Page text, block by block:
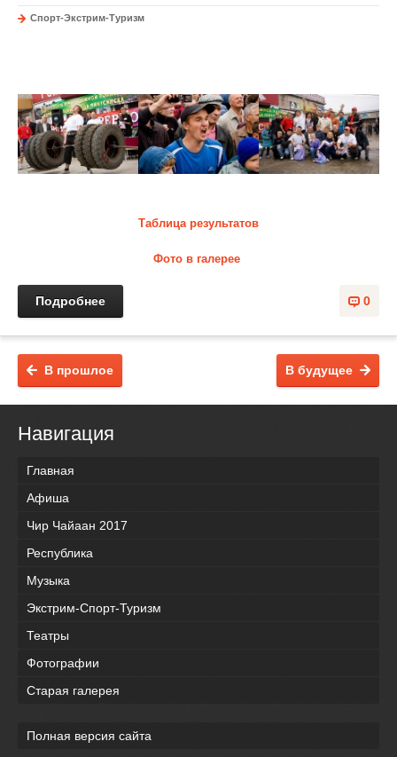
Спорт-Экстрим-Туризм
Таблица результатов
Фото в галерее
0
Подробнее
В будущее
В прошлое
Навигация
Главная
Афиша
Чир Чайаан 2017
Республика
Музыка
Экстрим-Спорт-Туризм
Театры
Фотографии
Старая галерея
Полная версия сайта